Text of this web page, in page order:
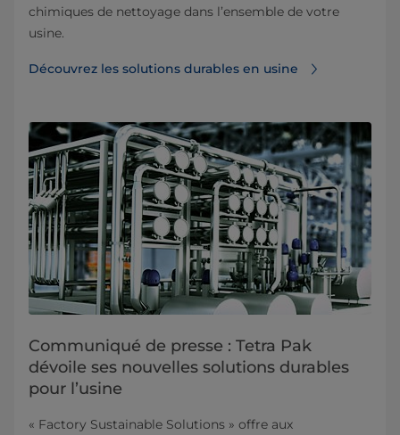
chimiques de nettoyage dans l’ensemble de votre
usine.
Découvrez les solutions durables en usine
Communiqué de presse : Tetra Pak
dévoile ses nouvelles solutions durables
pour l’usine
« Factory Sustainable Solutions » offre aux